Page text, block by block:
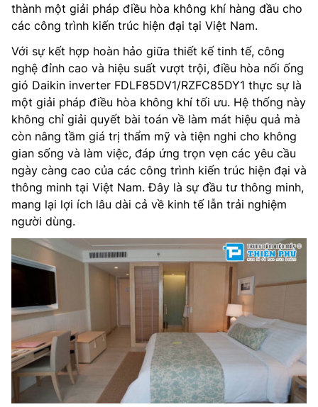
thành một giải pháp điều hòa không khí hàng đầu cho
các công trình kiến trúc hiện đại tại Việt Nam.
Với sự kết hợp hoàn hảo giữa thiết kế tinh tế, công
nghệ đỉnh cao và hiệu suất vượt trội, điều hòa nối ống
gió Daikin inverter FDLF85DV1/RZFC85DY1 thực sự là
một giải pháp điều hòa không khí tối ưu. Hệ thống này
không chỉ giải quyết bài toán về làm mát hiệu quả mà
còn nâng tầm giá trị thẩm mỹ và tiện nghi cho không
gian sống và làm việc, đáp ứng trọn vẹn các yêu cầu
ngày càng cao của các công trình kiến trúc hiện đại và
thông minh tại Việt Nam. Đây là sự đầu tư thông minh,
mang lại lợi ích lâu dài cả về kinh tế lẫn trải nghiệm
người dùng.